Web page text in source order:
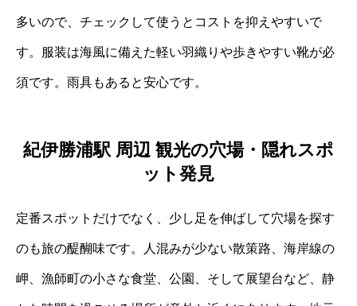
多いので、チェックして使うとコストを抑えやすいで
す。服装は海風に備えた軽い羽織りや歩きやすい靴が必
須です。雨具もあると安心です。
紀伊勝浦駅 周辺 観光の穴場・隠れスポ
ット発見
定番スポットだけでなく、少し足を伸ばして穴場を探す
のも旅の醍醐味です。人混みが少ない散策路、海岸線の
岬、漁師町の小さな食堂、公園、そして展望台など、静